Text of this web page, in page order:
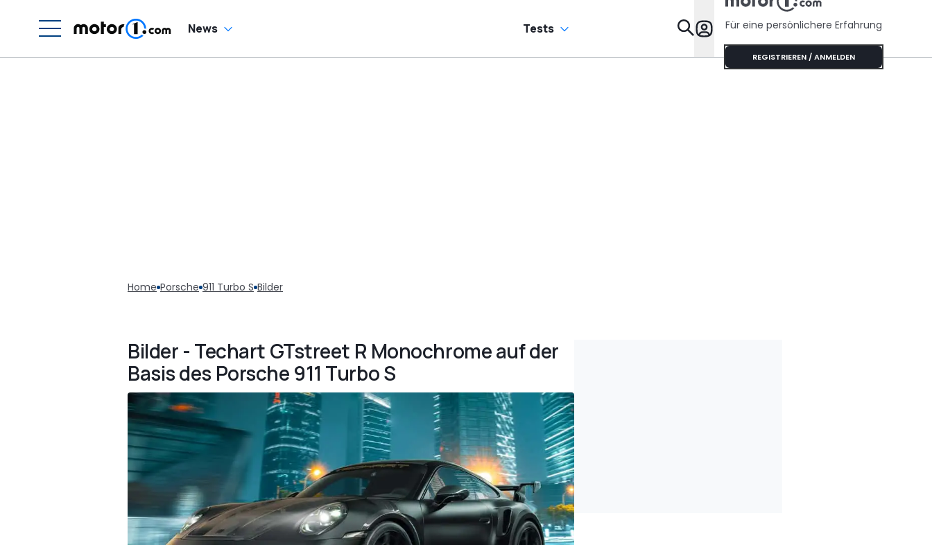
News Tests Specials
Für eine persönlichere Erfahrung
REGISTRIEREN / ANMELDEN
Home Porsche 911 Turbo S Bilder
Bilder - Techart GTstreet R Monochrome auf der
Basis des Porsche 911 Turbo S